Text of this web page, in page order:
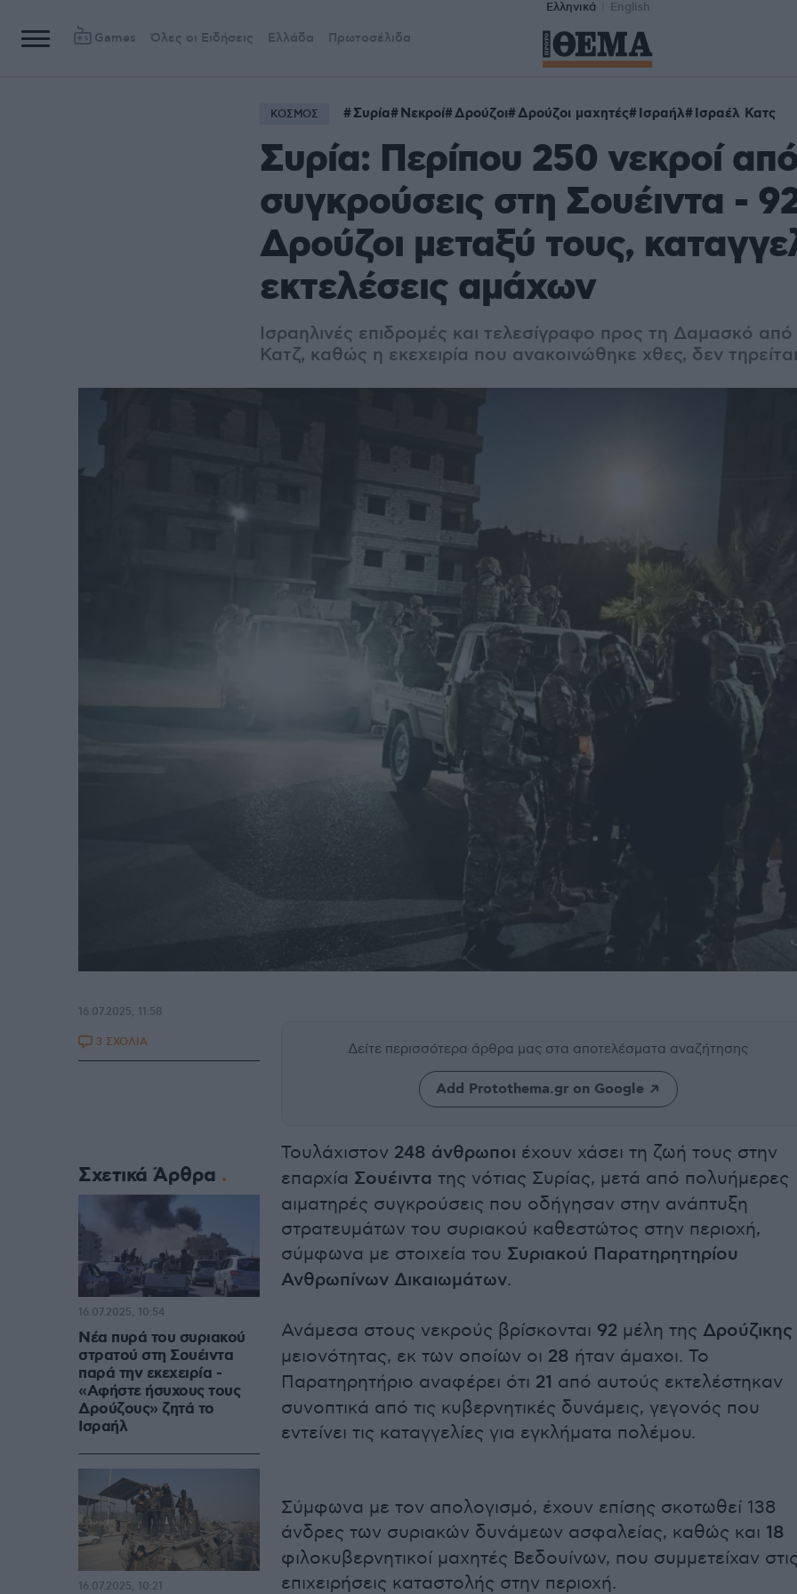
Ελληνικά English
Games Όλες οι Ειδήσεις Ελλάδα Πρωτοσέλιδα
ΚΟΣΜΟΣ Συρία Νεκροί Δρούζοι Δρούζοι μαχητές Ισραήλ Ισραέλ Κατς
Συρία: Περίπου 250 νεκροί
συγκρούσεις στη Σουέιντα -
Δρούζοι μεταξύ τους,
εκτελέσεις αμάχων
Ισραηλινές επιδρομές και τελεσίγραφο προς τη Δαμασκό
Κατζ, καθώς η εκεχειρία που ανακοινώθηκε χθες, δεν τηρείται
Δείτε περισσότερα άρθρα μας στα αποτελέσματα αναζήτησης
Add Protothema.gr on Google
Τουλάχιστον 248 άνθρωποι έχουν χάσει τη ζωή τους στην
επαρχία Σουέιντα της νότιας Συρίας, μετά από πολυήμερες
αιματηρές συγκρούσεις που οδήγησαν στην ανάπτυξη
στρατευμάτων του συριακού καθεστώτος στην περιοχή,
σύμφωνα με στοιχεία του Συριακού Παρατηρητηρίου
Ανθρωπίνων Δικαιωμάτων.
Ανάμεσα στους νεκρούς βρίσκονται 92 μέλη της Δρούζικης
μειονότητας, εκ των οποίων οι 28 ήταν άμαχοι. Το
Παρατηρητήριο αναφέρει ότι 21 από αυτούς εκτελέστηκαν
συνοπτικά από τις κυβερνητικές δυνάμεις, γεγονός που
εντείνει τις καταγγελίες για εγκλήματα πολέμου.
Σύμφωνα με τον απολογισμό, έχουν επίσης σκοτωθεί 138
άνδρες των συριακών δυνάμεων ασφαλείας, καθώς και 18
φιλοκυβερνητικοί μαχητές Βεδουίνων, που συμμετείχαν
επιχειρήσεις καταστολής στην περιοχή.
16.07.2025, 11:58
3 ΣΧΟΛΙΑ
Σχετικά Άρθρα
Νέα πυρά του συριακού
στρατού στη Σουέιντα
παρά την εκεχειρία -
«Αφήστε ήσυχους τους
Δρούζους» ζητά το
Ισραήλ
16.07.2025, 10:54
16.07.2025, 10:21